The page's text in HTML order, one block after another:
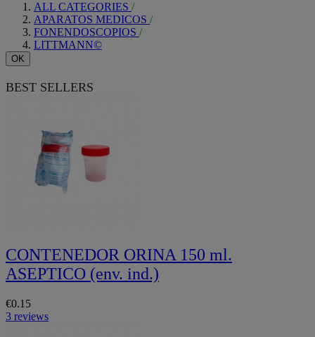
ALL CATEGORIES
APARATOS MEDICOS
FONENDOSCOPIOS
LITTMANN©
OK
BEST SELLERS
CONTENEDOR ORINA 150 ml.
ASEPTICO (env. ind.)
€0.15
3 reviews